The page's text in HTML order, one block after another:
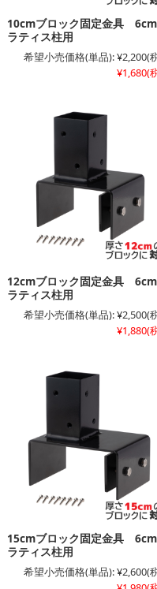
10cmブロック固定金具
ラティス柱用
希望小売価格(単品):¥2,200(
¥1,680(
12cmブロック固定金具
ラティス柱用
希望小売価格(単品):¥2,500(
¥1,880(
15cmブロック固定金具
ラティス柱用
希望小売価格(単品):¥2,600(